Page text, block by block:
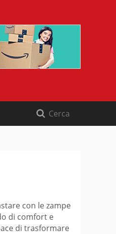
con le zampe
di comfort e
di trasformare